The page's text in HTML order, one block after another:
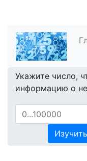
Укажите число,
информацию о
Изучить